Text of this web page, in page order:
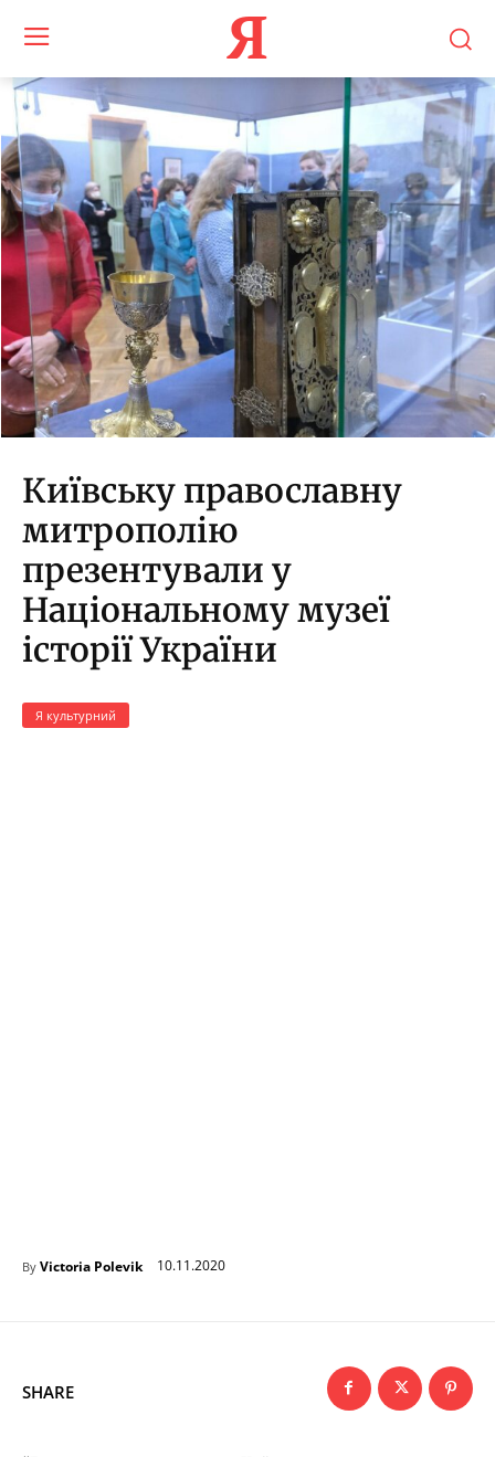
Я
Київську православну
митрополію
презентували у
Національному музеї
історії України
Я культурний
By Victoria Polevik 10.11.2020
SHARE